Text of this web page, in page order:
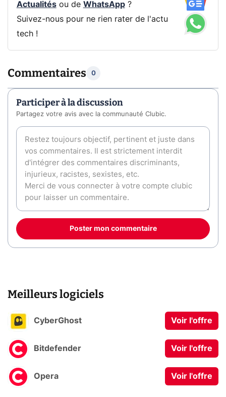
Actualitésou de WhatsApp?
Suivez-nous pour ne rien rater de l'actu
tech !
Commentaires 0
Participer à la discussion
Partagez votre avis avec la communauté Clubic.
Poster mon commentaire
Meilleurs logiciels
CyberGhost Voir l'offre
Bitdefender Voir l'offre
Opera Voir l'offre